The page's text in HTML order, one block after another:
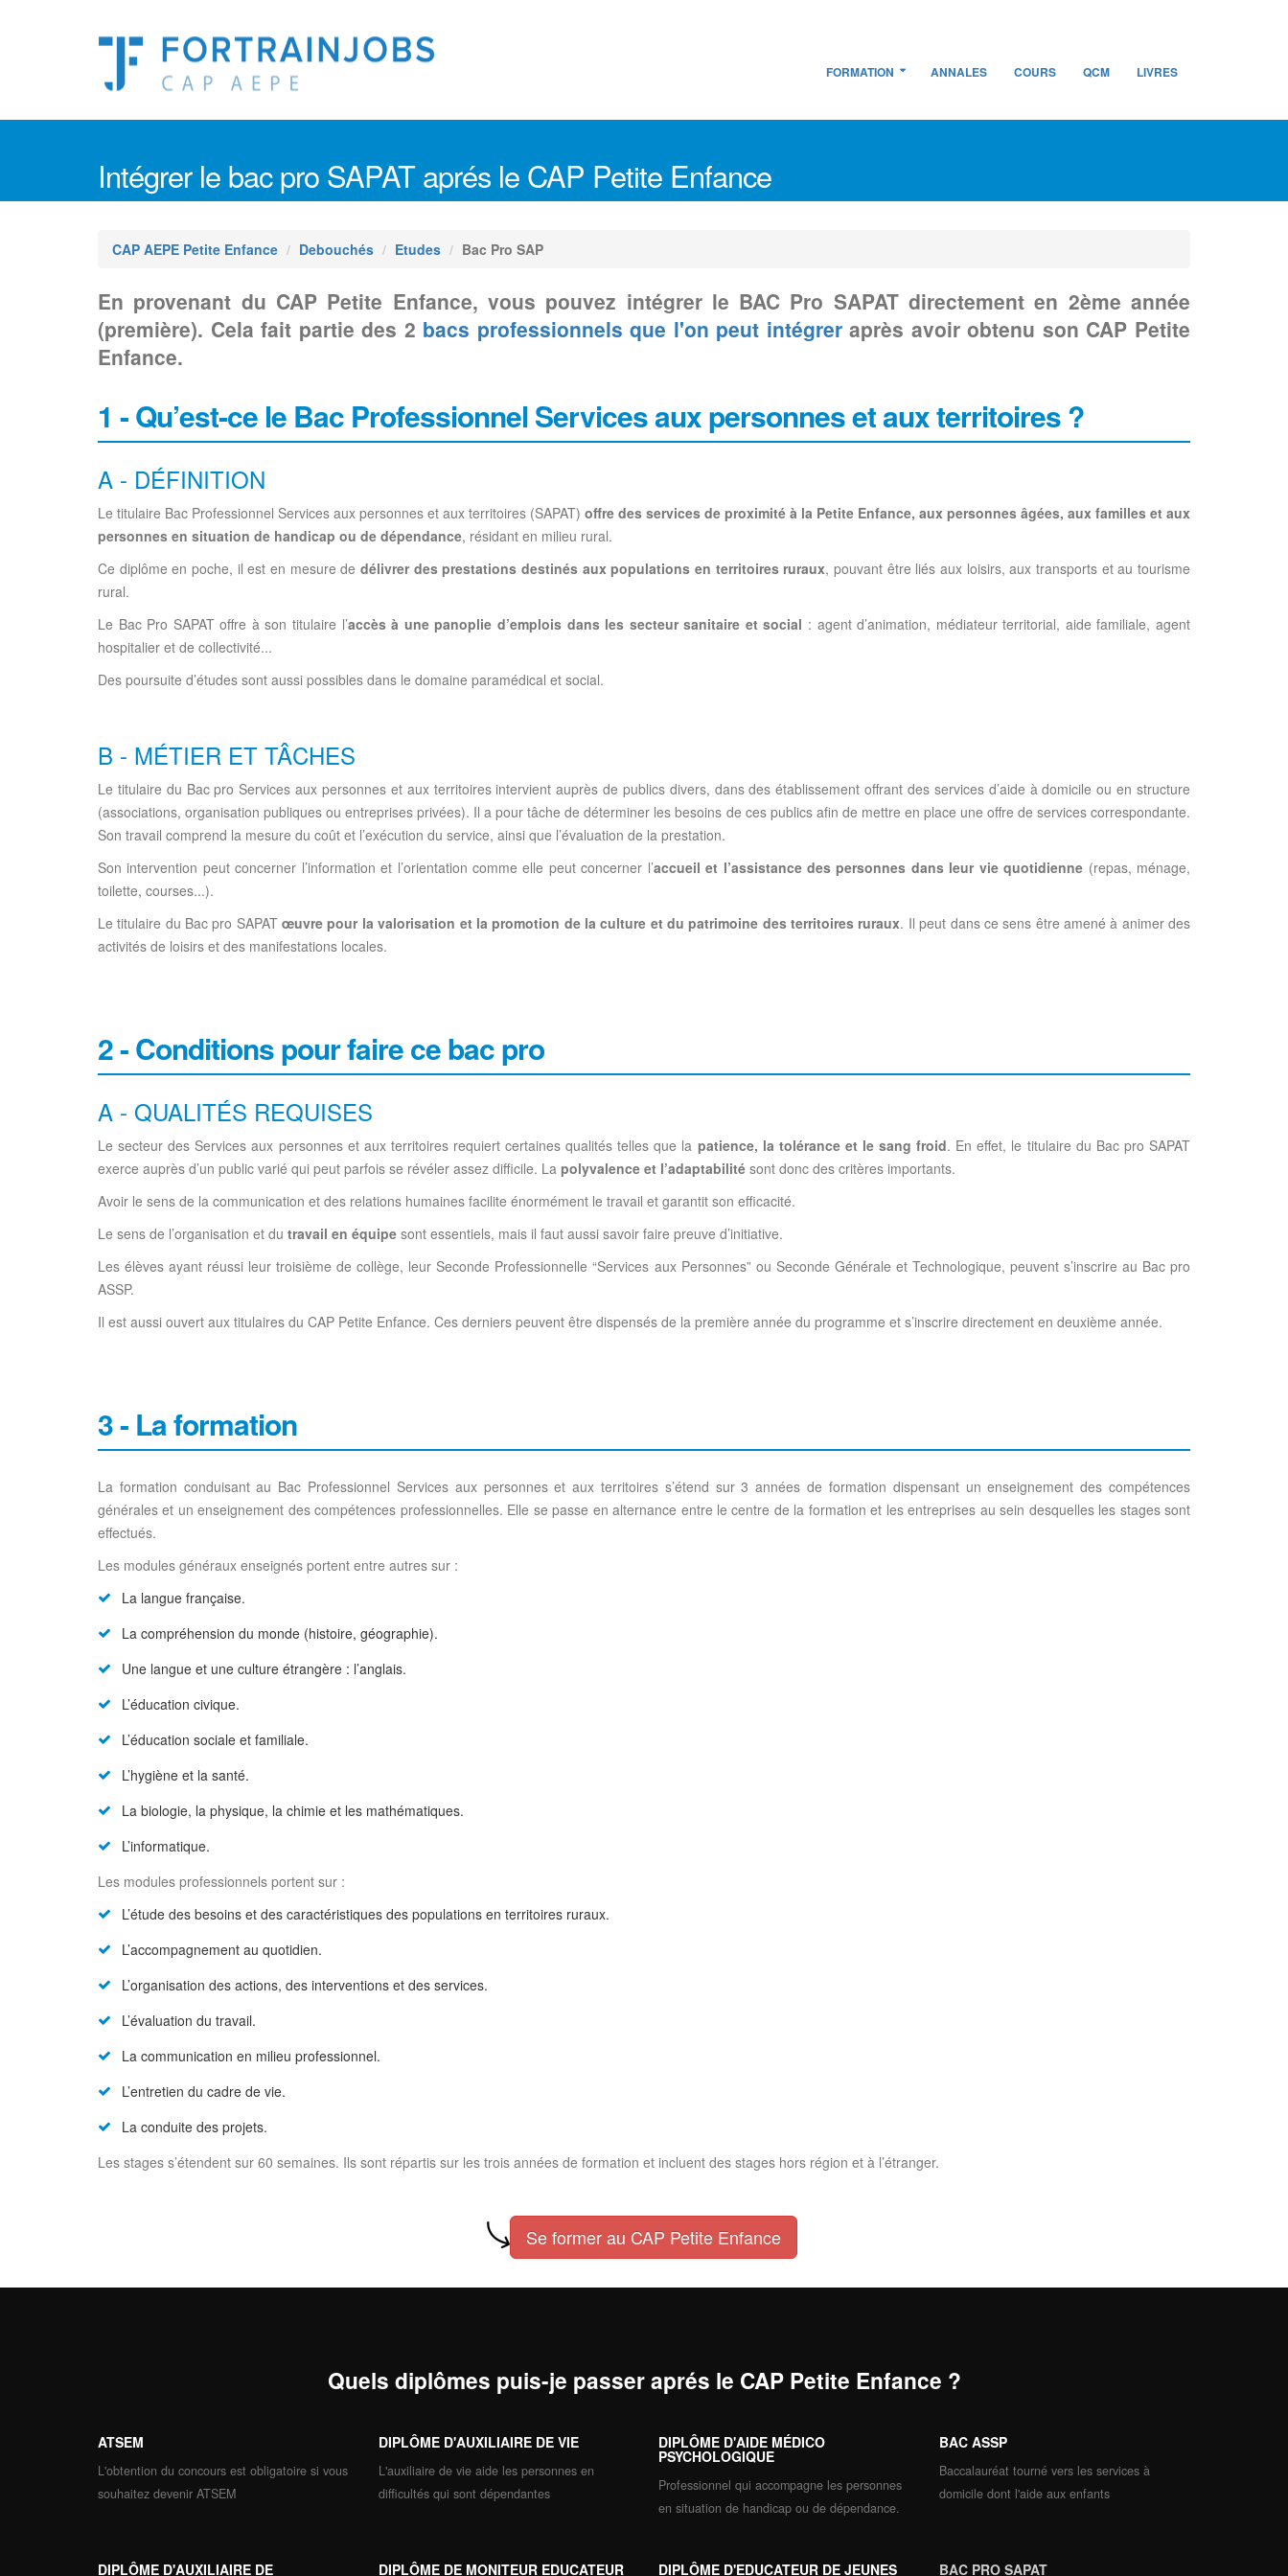
FORMATION ANNALES COURS QCM LIVRES
Intégrer le bac pro SAPAT aprés le CAP Petite Enfance
CAP AEPE Petite Enfance Debouchés Etudes Bac Pro SAP
En provenant du CAP Petite Enfance, vous pouvez intégrer le BAC Pro SAPAT directement en 2ème année
(première). Cela fait partie des 2 bacs professionnels que l'on peut intégreraprès avoir obtenu son CAP Petite
Enfance.
1 - Qu’est-ce le Bac Professionnel Services aux personnes et aux territoires ?
A - DÉFINITION
Le titulaire Bac Professionnel Services aux personnes et aux territoires (SAPAT) offre des services de proximité à la Petite Enfance, aux personnes âgées, aux familles et aux
personnes en situation de handicap ou de dépendance, résidant en milieu rural.
Ce diplôme en poche, il est en mesure de délivrer des prestations destinés aux populations en territoires ruraux, pouvant être liés aux loisirs, aux transports et au tourisme
rural.
Le Bac Pro SAPAT offre à son titulaire l’accès à une panoplie d’emplois dans les secteur sanitaire et social : agent d’animation, médiateur territorial, aide familiale, agent
hospitalier et de collectivité...
Des poursuite d’études sont aussi possibles dans le domaine paramédical et social.
B - MÉTIER ET TÂCHES
Le titulaire du Bac pro Services aux personnes et aux territoires intervient auprès de publics divers, dans des établissement offrant des services d’aide à domicile ou en structure
(associations, organisation publiques ou entreprises privées). Il a pour tâche de déterminer les besoins de ces publics afin de mettre en place une offre de services correspondante.
Son travail comprend la mesure du coût et l’exécution du service, ainsi que l’évaluation de la prestation.
Son intervention peut concerner l’information et l’orientation comme elle peut concerner l’accueil et l’assistance des personnes dans leur vie quotidienne (repas, ménage,
toilette, courses...).
Le titulaire du Bac pro SAPATœuvre pour la valorisation et la promotion de la culture et du patrimoine des territoires ruraux. Il peut dans ce sens être amené à animer des
activités de loisirs et des manifestations locales.
2 - Conditions pour faire ce bac pro
A - QUALITÉS REQUISES
Le secteur des Services aux personnes et aux territoires requiert certaines qualités telles que la patience, la tolérance et le sang froid. En effet, le titulaire du Bac pro SAPAT
exerce auprès d’un public varié qui peut parfois se révéler assez difficile. La polyvalence et l’adaptabilité sont donc des critères importants.
Avoir le sens de la communication et des relations humaines facilite énormément le travail et garantit son efficacité.
Le sens de l’organisation et du travail en équipe sont essentiels, mais il faut aussi savoir faire preuve d’initiative.
Les élèves ayant réussi leur troisième de collège, leur Seconde Professionnelle “Services aux Personnes” ou Seconde Générale et Technologique, peuvent s’inscrire au Bac pro
ASSP.
Il est aussi ouvert aux titulaires du CAP Petite Enfance. Ces derniers peuvent être dispensés de la première année du programme et s’inscrire directement en deuxième année.
3 - La formation
La formation conduisant au Bac Professionnel Services aux personnes et aux territoires s’étend sur 3 années de formation dispensant un enseignement des compétences
générales et un enseignement des compétences professionnelles. Elle se passe en alternance entre le centre de la formation et les entreprises au sein desquelles les stages sont
effectués.
Les modules généraux enseignés portent entre autres sur :
La langue française.
La compréhension du monde (histoire, géographie).
Une langue et une culture étrangère : l’anglais.
L’éducation civique.
L’éducation sociale et familiale.
L’hygiène et la santé.
La biologie, la physique, la chimie et les mathématiques.
L’informatique.
Les modules professionnels portent sur :
L’étude des besoins et des caractéristiques des populations en territoires ruraux.
L’accompagnement au quotidien.
L’organisation des actions, des interventions et des services.
L’évaluation du travail.
La communication en milieu professionnel.
L’entretien du cadre de vie.
La conduite des projets.
Les stages s’étendent sur 60 semaines. Ils sont répartis sur les trois années de formation et incluent des stages hors région et à l’étranger.
Se former au CAP Petite Enfance
Quels diplômes puis-je passer aprés le CAP Petite Enfance ?
ATSEM
L'obtention du concours est obligatoire si vous
souhaitez devenir ATSEM
DIPLÔME D'AUXILIAIRE DE VIE
L'auxiliaire de vie aide les personnes en
difficultés qui sont dépendantes
DIPLÔME D'AIDE MÉDICO
PSYCHOLOGIQUE
Professionnel qui accompagne les personnes
en situation de handicap ou de dépendance.
BAC ASSP
Baccalauréat tourné vers les services à
domicile dont l'aide aux enfants
DIPLÔME D'AUXILIAIRE DE DIPLÔME DE MONITEUR EDUCATEUR DIPLÔME D'EDUCATEUR DE JEUNES BAC PRO SAPAT